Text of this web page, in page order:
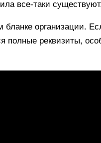
все-таки
организации.
полные реквизиты,